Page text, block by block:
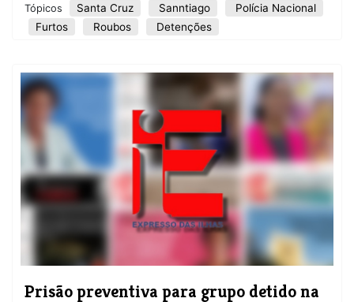
Tópicos Santa Cruz Sanntiago
Polícia Nacional
Furtos
Roubos Detenções
​Prisão preventiva para grupo detido na